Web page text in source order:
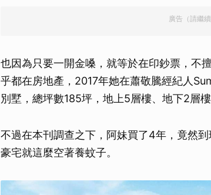
廣告（請繼
也因為只要一開金嗓，就等於在印鈔票，不
乎都在房地產，2017年她在蕭敬騰經紀人
別墅，總坪數185坪，地上5層樓、地下2層樓
不過在本刊調查之下，阿妹買了4年，竟然
豪宅就這麼空著養蚊子。